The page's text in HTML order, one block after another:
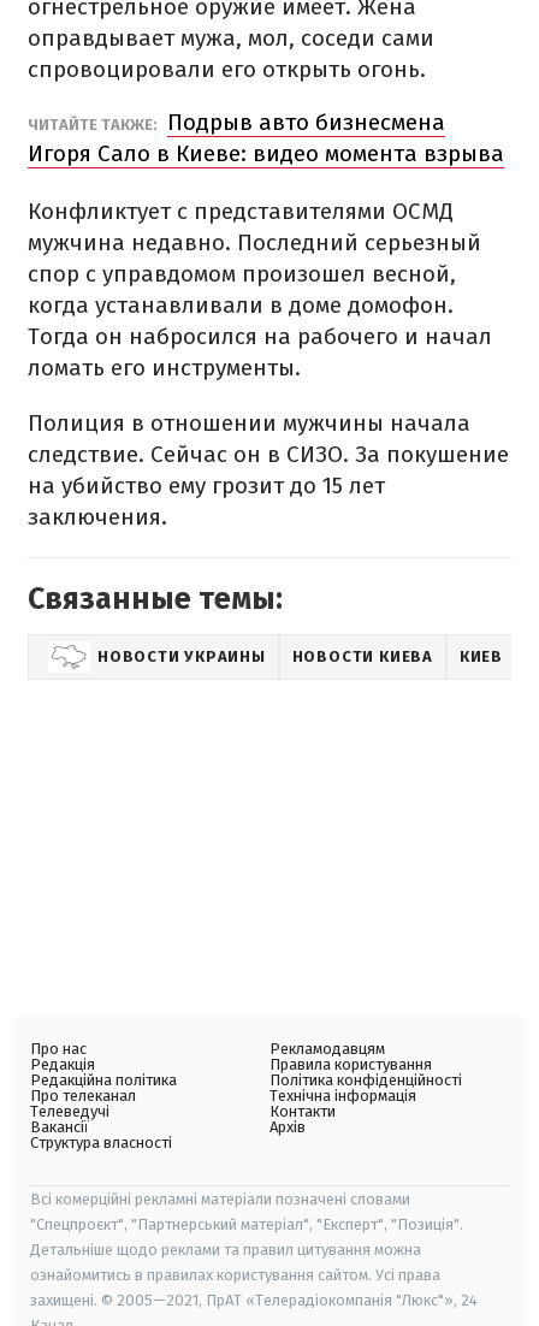
огнестрельное оружие имеет. Жена
оправдывает мужа, мол, соседи сами
спровоцировали его открыть огонь.
ЧИТАЙТЕ ТАКЖЕ:
Подрыв авто бизнесмена
Игоря Сало в Киеве: видео момента взрыва
Конфликтует с представителями ОСМД
мужчина недавно. Последний серьезный
спор с управдомом произошел весной,
когда устанавливали в доме домофон.
Тогда он набросился на рабочего и начал
ломать его инструменты.
Полиция в отношении мужчины начала
следствие. Сейчас он в СИЗО. За покушение
на убийство ему грозит до 15 лет
заключения.
Связанные темы:
НОВОСТИ УКРАИНЫ НОВОСТИ КИЕВА КИЕВ
Про нас
Редакція
Редакційна політика
Про телеканал
Телеведучі
Вакансії
Структура власності
Рекламодавцям
Правила користування
Політика конфіденційності
Технічна інформація
Контакти
Архів
Всі комерційні рекламні матеріали позначені словами
"Спецпроєкт", "Партнерський матеріал", "Експерт", "Позиція".
Детальніше щодо реклами та правил цитування можна
ознайомитись в правилах користування сайтом. Усі права
захищені. © 2005—2021, ПрАТ «Телерадіокомпанія "Люкс"», 24